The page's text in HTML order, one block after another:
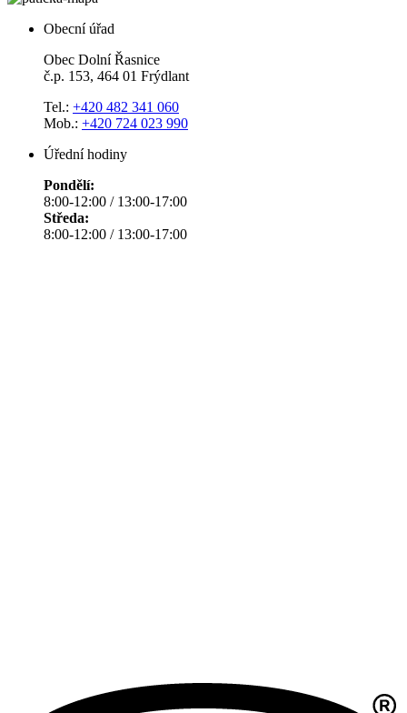
Obecní úřad
Obec Dolní Řasnice
č.p. 153, 464 01 Frýdlant
Tel.: +420 482 341 060
Mob.: +420 724 023 990
Úřední hodiny
Pondělí:
8:00-12:00 / 13:00-17:00
Středa:
8:00-12:00 / 13:00-17:00